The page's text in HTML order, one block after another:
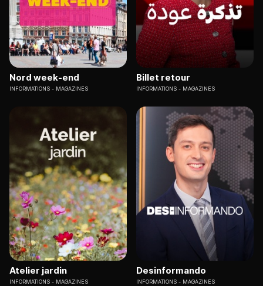
Nord week-end
INFORMATIONS MAGAZINES
Billet retour
INFORMATIONS MAGAZINES
Atelier jardin
INFORMATIONS MAGAZINES
Desinformando
INFORMATIONS MAGAZINES